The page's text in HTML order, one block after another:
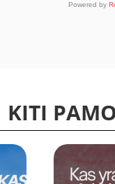
Powered by
KITI